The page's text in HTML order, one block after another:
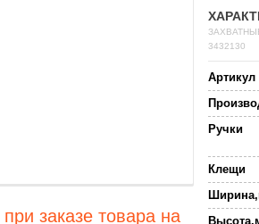
при заказе товара на
3432130
Артикул
Ручки
Клещи